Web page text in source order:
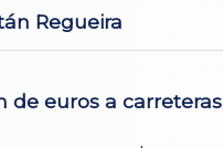
Regueira
de euros a carreteras